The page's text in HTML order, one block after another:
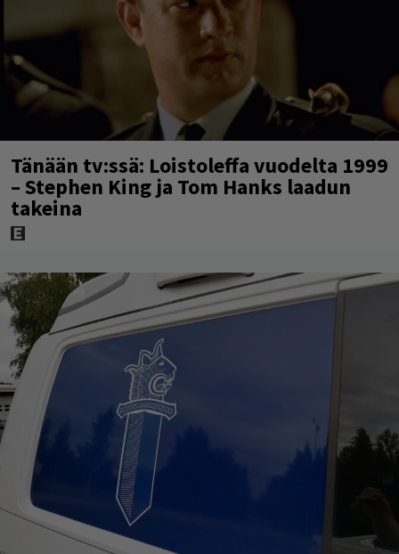
Tänään tv:ssä: Loistoleffa vuodelta 1999
– Stephen King ja Tom Hanks laadun
takeina